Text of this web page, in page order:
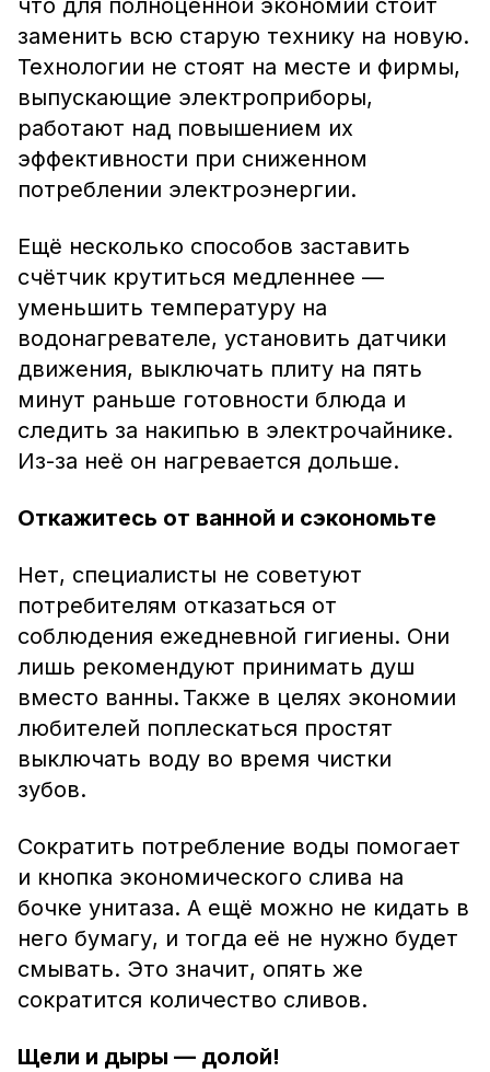
что для полноценной экономии стоит
заменить всю старую технику на новую.
Технологии не стоят на месте и фирмы,
выпускающие электроприборы,
работают над повышением их
эффективности при сниженном
потреблении электроэнергии.
Ещё несколько способов заставить
счётчик крутиться медленнее —
уменьшить температуру на
водонагревателе, установить датчики
движения, выключать плиту на пять
минут раньше готовности блюда и
следить за накипью в электрочайнике.
Из-за неё он нагревается дольше.
Откажитесь от ванной и сэкономьте
Нет, специалисты не советуют
потребителям отказаться от
соблюдения ежедневной гигиены. Они
лишь рекомендуют принимать душ
вместо ванны. Также в целях экономии
любителей поплескаться простят
выключать воду во время чистки
зубов.
Сократить потребление воды помогает
и кнопка экономического слива на
бочке унитаза. А ещё можно не кидать в
него бумагу, и тогда её не нужно будет
смывать. Это значит, опять же
сократится количество сливов.
Щели и дыры — долой!